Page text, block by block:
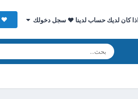
كان لديك حساب لدينا ♥ سجل دخولك ♥